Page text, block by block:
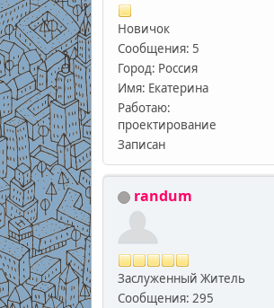
Новичок
Сообщения: 5
Город: Россия
Имя: Екатерина
Работаю:
проектирование
Записан
randum
Заслуженный Житель
Сообщения: 295